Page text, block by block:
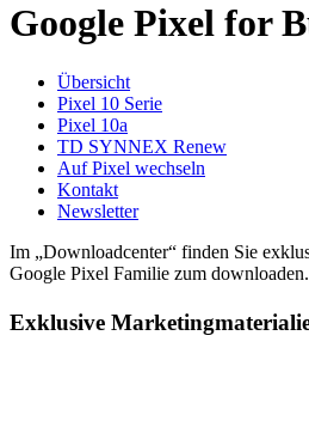
Google Pixel for
Übersicht
Pixel 10 Serie
Pixel 10a
TD SYNNEX Renew
Auf Pixel wechseln
Kontakt
Newsletter
Im „Downloadcenter“ finden Sie
Google Pixel Familie zum downloaden.
Exklusive